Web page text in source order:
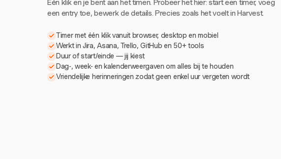
Eén klik en je bent aan het timen. Probeer het hier: start een timer, voeg
een entry toe, bewerk de details. Precies zoals het voelt in Harvest.
Timer met één klik vanuit browser, desktop en mobiel
Werkt in Jira, Asana, Trello, GitHub en 50+ tools
Duur of start/einde — jij kiest
Dag-, week- en kalenderweergaven om alles bij te houden
Vriendelijke herinneringen zodat geen enkel uur vergeten wordt